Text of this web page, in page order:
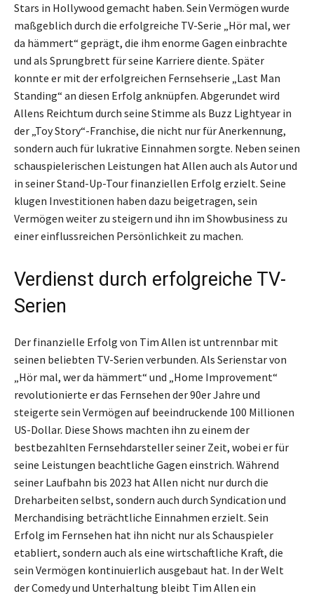
Stars in Hollywood gemacht haben. Sein Vermögen wurde
maßgeblich durch die erfolgreiche TV-Serie „Hör mal, wer
da hämmert“ geprägt, die ihm enorme Gagen einbrachte
und als Sprungbrett für seine Karriere diente. Später
konnte er mit der erfolgreichen Fernsehserie „Last Man
Standing“ an diesen Erfolg anknüpfen. Abgerundet wird
Allens Reichtum durch seine Stimme als Buzz Lightyear in
der „Toy Story“-Franchise, die nicht nur für Anerkennung,
sondern auch für lukrative Einnahmen sorgte. Neben seinen
schauspielerischen Leistungen hat Allen auch als Autor und
in seiner Stand-Up-Tour finanziellen Erfolg erzielt. Seine
klugen Investitionen haben dazu beigetragen, sein
Vermögen weiter zu steigern und ihn im Showbusiness zu
einer einflussreichen Persönlichkeit zu machen.
Verdienst durch erfolgreiche TV-
Serien
Der finanzielle Erfolg von Tim Allen ist untrennbar mit
seinen beliebten TV-Serien verbunden. Als Serienstar von
„Hör mal, wer da hämmert“ und „Home Improvement“
revolutionierte er das Fernsehen der 90er Jahre und
steigerte sein Vermögen auf beeindruckende 100 Millionen
US-Dollar. Diese Shows machten ihn zu einem der
bestbezahlten Fernsehdarsteller seiner Zeit, wobei er für
seine Leistungen beachtliche Gagen einstrich. Während
seiner Laufbahn bis 2023 hat Allen nicht nur durch die
Dreharbeiten selbst, sondern auch durch Syndication und
Merchandising beträchtliche Einnahmen erzielt. Sein
Erfolg im Fernsehen hat ihn nicht nur als Schauspieler
etabliert, sondern auch als eine wirtschaftliche Kraft, die
sein Vermögen kontinuierlich ausgebaut hat. In der Welt
der Comedy und Unterhaltung bleibt Tim Allen ein